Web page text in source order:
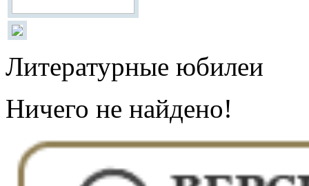
Литературные юбилеи
Ничего не найдено!